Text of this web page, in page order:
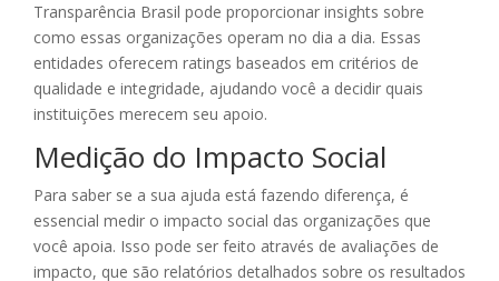
Transparência Brasil pode proporcionar insights sobre
como essas organizações operam no dia a dia. Essas
entidades oferecem ratings baseados em critérios de
qualidade e integridade, ajudando você a decidir quais
instituições merecem seu apoio.
Medição do Impacto Social
Para saber se a sua ajuda está fazendo diferença, é
essencial medir o impacto social das organizações que
você apoia. Isso pode ser feito através de avaliações de
impacto, que são relatórios detalhados sobre os resultados